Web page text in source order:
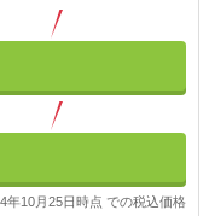
10月25日時点 での税込価格